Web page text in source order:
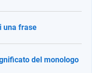
una frase
del monologo